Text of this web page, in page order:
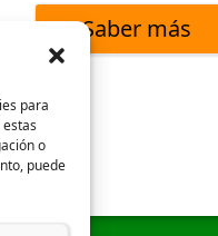
para
o
puede
Saber más